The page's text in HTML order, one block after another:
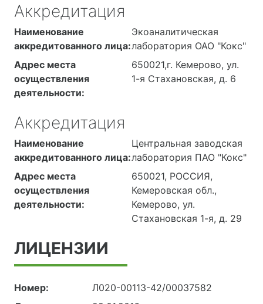
здание
экоаналитическая
лаборатория (каб. №1, 2,
4, 5, 6, 7, 9, 12, 14, 18
Аккредитация
Наименование
аккредитованного лица:
Экоаналитическая
лаборатория ОАО "Кокс"
Адрес места
осуществления
деятельности:
650021,г. Кемерово, ул.
1-я Стахановская, д. 6
Аккредитация
Наименование
аккредитованного лица:
Центральная заводская
лаборатория ПАО "Кокс"
Адрес места
осуществления
деятельности:
650021, РОССИЯ,
Кемеровская обл.,
Кемерово, ул.
Стахановская 1-я, д. 29
ЛИЦЕНЗИИ
Номер:
Л020-00113-42/00037582